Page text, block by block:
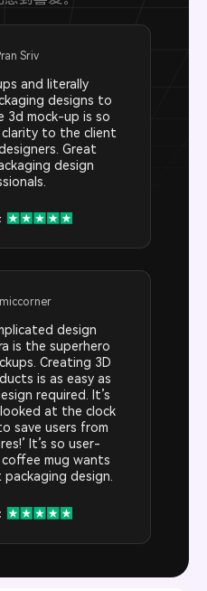
Sriv
and literally
designs to
3d mock-up is so
to the client
Great
design
design
is the superhero
Creating 3D
is as easy as
required. It’s
at the clock
save users from
It’s so user-
coffee mug wants
design.